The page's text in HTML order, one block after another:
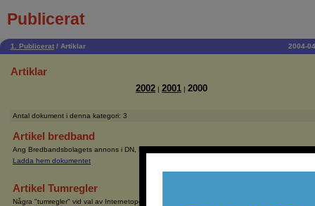
Publicerat
1. Publicerat / Artiklar 2004-
Artiklar
2002 | 2001 | 2000
Antal dokument i denna kategori: 3
Artikel bredband
Ang Bredbandsbolagets annons i DN, DI m fl tidningar den 7 september 2000
Ladda hem dokumentet
Artikel Tumregler
Några "tumregler" vid val av Internetoperatör